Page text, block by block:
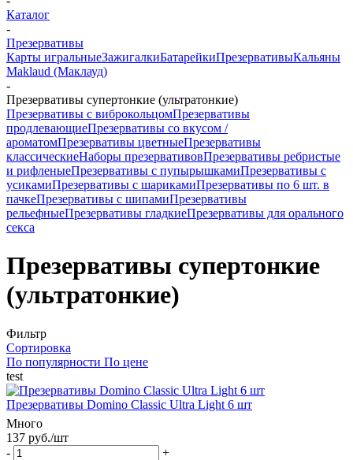
Каталог
-
Презервативы
Карты игральныеЗажигалкиБатарейкиПрезервативыКальяны
Maklaud (Маклауд)
-
Презервативы супертонкие (ультратонкие)
Презервативы с виброкольцомПрезервативы
продлевающиеПрезервативы со вкусом /
ароматомПрезервативы цветныеПрезервативы
классическиеНаборы презервативовПрезервативы ребристые
и рифленыеПрезервативы с пупырышкамиПрезервативы с
усикамиПрезервативы с шарикамиПрезервативы по 6 шт. в
пачкеПрезервативы с шипамиПрезервативы
рельефныеПрезервативы гладкиеПрезервативы для орального
секса
Презервативы супертонкие
(ультратонкие)
Фильтр
Сортировка
По популярности По цене
test
Презервативы Domino Classic Ultra Light 6 шт
Много
137 руб./шт
-
+